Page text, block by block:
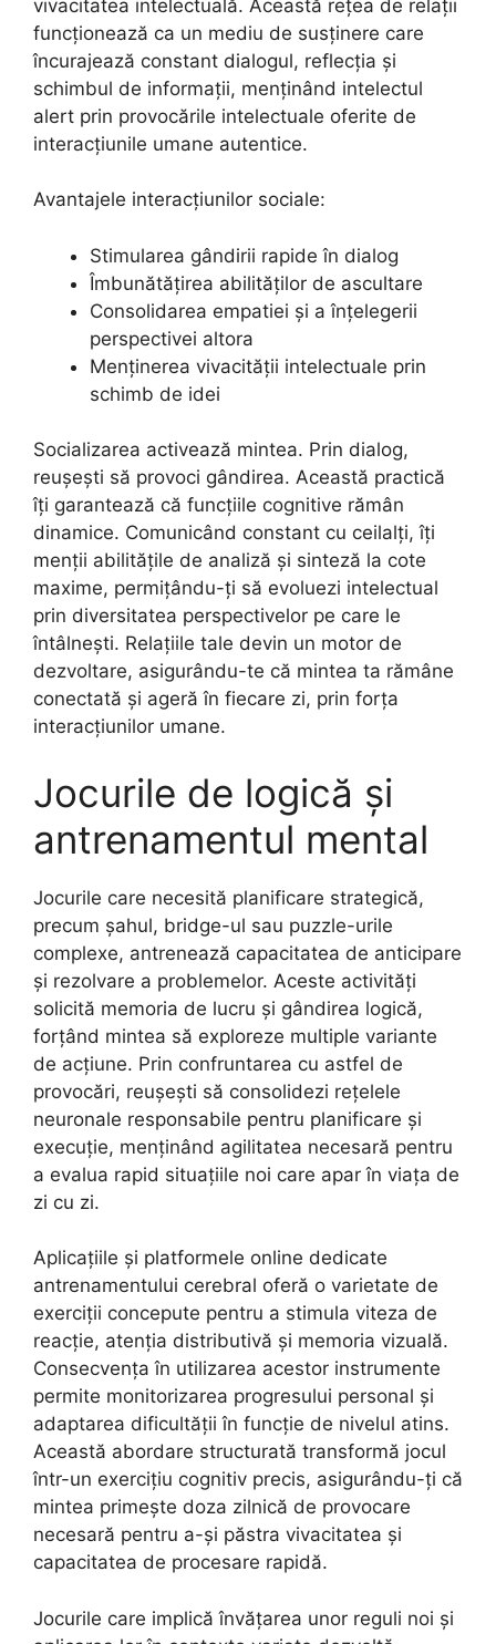
vivacitatea intelectuală. Această rețea de relații
funcționează ca un mediu de susținere care
încurajează constant dialogul, reflecția și
schimbul de informații, menținând intelectul
alert prin provocările intelectuale oferite de
interacțiunile umane autentice.
Avantajele interacțiunilor sociale:
Stimularea gândirii rapide în dialog
Îmbunătățirea abilităților de ascultare
Consolidarea empatiei și a înțelegerii
perspectivei altora
Menținerea vivacității intelectuale prin
schimb de idei
Socializarea activează mintea. Prin dialog,
reușești să provoci gândirea. Această practică
îți garantează că funcțiile cognitive rămân
dinamice. Comunicând constant cu ceilalți, îți
menții abilitățile de analiză și sinteză la cote
maxime, permițându-ți să evoluezi intelectual
prin diversitatea perspectivelor pe care le
întâlnești. Relațiile tale devin un motor de
dezvoltare, asigurându-te că mintea ta rămâne
conectată și ageră în fiecare zi, prin forța
interacțiunilor umane.
Jocurile de logică și
antrenamentul mental
Jocurile care necesită planificare strategică,
precum șahul, bridge-ul sau puzzle-urile
complexe, antrenează capacitatea de anticipare
și rezolvare a problemelor. Aceste activități
solicită memoria de lucru și gândirea logică,
forțând mintea să exploreze multiple variante
de acțiune. Prin confruntarea cu astfel de
provocări, reușești să consolidezi rețelele
neuronale responsabile pentru planificare și
execuție, menținând agilitatea necesară pentru
a evalua rapid situațiile noi care apar în viața de
zi cu zi.
Aplicațiile și platformele online dedicate
antrenamentului cerebral oferă o varietate de
exerciții concepute pentru a stimula viteza de
reacție, atenția distributivă și memoria vizuală.
Consecvența în utilizarea acestor instrumente
permite monitorizarea progresului personal și
adaptarea dificultății în funcție de nivelul atins.
Această abordare structurată transformă jocul
într-un exercițiu cognitiv precis, asigurându-ți că
mintea primește doza zilnică de provocare
necesară pentru a-și păstra vivacitatea și
capacitatea de procesare rapidă.
Jocurile care implică învățarea unor reguli noi și